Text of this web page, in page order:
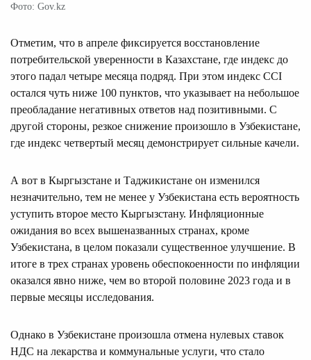
Фото: Gov.kz
Отметим, что в апреле фиксируется восстановление
потребительской уверенности в Казахстане, где индекс до
этого падал четыре месяца подряд. При этом индекс CCI
остался чуть ниже 100 пунктов, что указывает на небольшое
преобладание негативных ответов над позитивными. С
другой стороны, резкое снижение произошло в Узбекистане,
где индекс четвертый месяц демонстрирует сильные качели.
А вот в Кыргызстане и Таджикистане он изменился
незначительно, тем не менее у Узбекистана есть вероятность
уступить второе место Кыргызстану. Инфляционные
ожидания во всех вышеназванных странах, кроме
Узбекистана, в целом показали существенное улучшение. В
итоге в трех странах уровень обеспокоенности по инфляции
оказался явно ниже, чем во второй половине 2023 года и в
первые месяцы исследования.
Однако в Узбекистане произошла отмена нулевых ставок
НДС на лекарства и коммунальные услуги, что стало